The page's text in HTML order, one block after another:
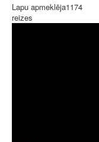
Lapu apmeklēja1174
reizes